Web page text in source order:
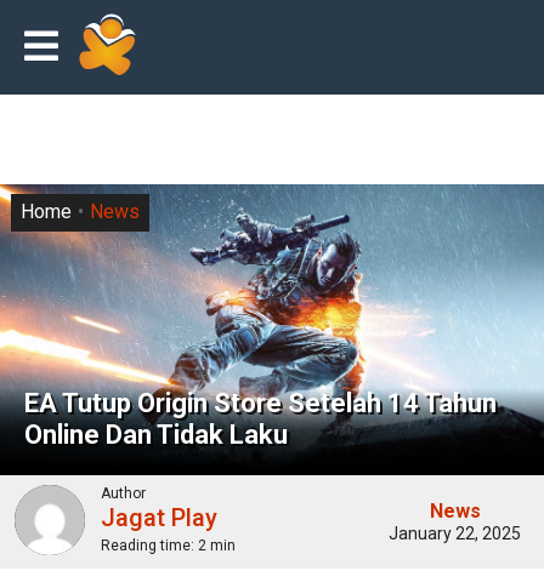
EA Tutup Origin Store Setelah 14 Tahun
Online Dan Tidak Laku
Home News
Author
Jagat Play
Reading time: 2 min
News
January 22, 2025